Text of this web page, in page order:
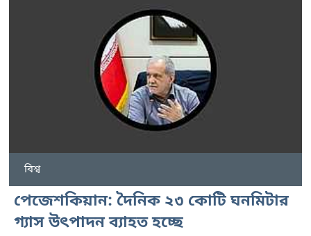
বিশ্ব
পেজেশকিয়ান: দৈনিক ২৩ কোটি ঘনমিটার
গ্যাস উৎপাদন ব্যাহত হচ্ছে